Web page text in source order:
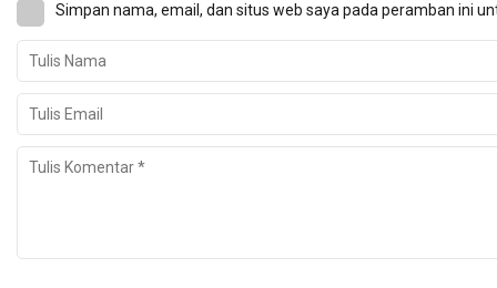
Simpan nama, email, dan situs web saya pada peramban ini